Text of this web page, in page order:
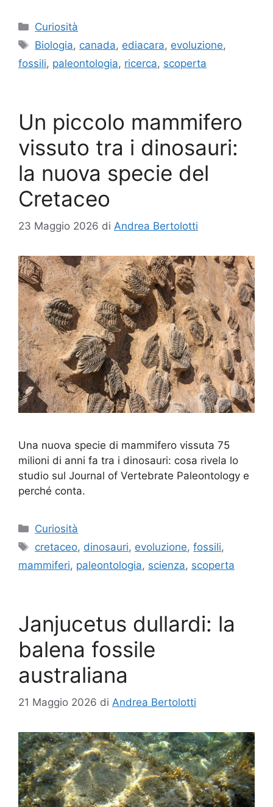
Categorie
Curiosità
Tag
Biologia, canada, ediacara, evoluzione,
fossili, paleontologia, ricerca, scoperta
Un piccolo mammifero
vissuto tra i dinosauri:
la nuova specie del
Cretaceo
23 Maggio 2026 di Andrea Bertolotti
Una nuova specie di mammifero vissuta 75
milioni di anni fa tra i dinosauri: cosa rivela lo
studio sul Journal of Vertebrate Paleontology e
perché conta.
Categorie
Curiosità
Tag
cretaceo, dinosauri, evoluzione,fossili,
mammiferi, paleontologia, scienza, scoperta
Janjucetus dullardi: la
balena fossile
australiana
21 Maggio 2026 di Andrea Bertolotti